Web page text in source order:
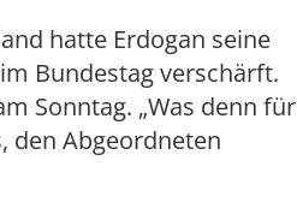
hatte Erdogan seine
Bundestag verschärft.
Sonntag. „Was denn für
den Abgeordneten